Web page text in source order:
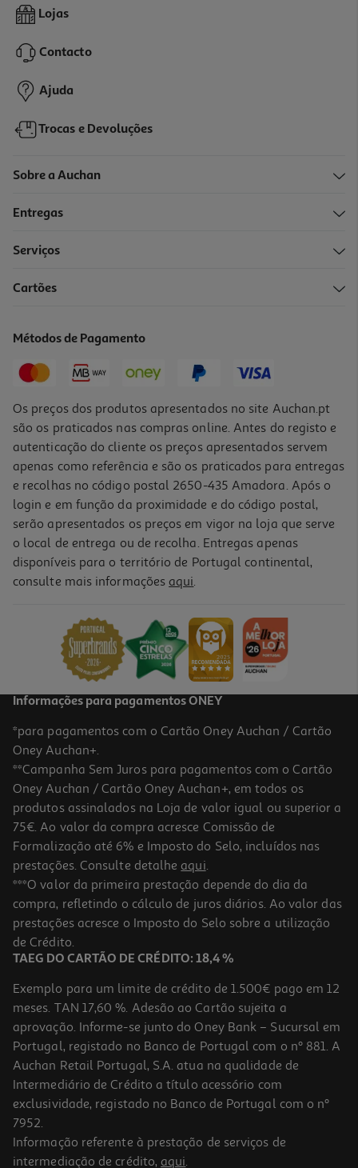
Lâmpada Auto Auchan P21w 12v Pack 2 Unidades
1,59 €
Conjunto De 2 Lâmpadas Auto Auchan 12v 55w
Lâmpada Auto Auchan H1 12v 55w +60% Luz
4.85 €/un
4,85 €
Lojas
Contacto
Ajuda
Trocas e Devoluções
Sobre a Auchan
Entregas
Serviços
Cartões
Métodos de Pagamento
Os preços dos produtos apresentados no site Auchan.pt
são os praticados nas compras online. Antes do registo e
autenticação do cliente os preços apresentados servem
apenas como referência e são os praticados para entregas
e recolhas no código postal 2650-435 Amadora. Após o
login e em função da proximidade e do código postal,
serão apresentados os preços em vigor na loja que serve
o local de entrega ou de recolha. Entregas apenas
disponíveis para o território de Portugal continental,
consulte mais informações aqui.
Informações para pagamentos ONEY
*para pagamentos com o Cartão Oney Auchan / Cartão
Oney Auchan+.
**Campanha Sem Juros para pagamentos com o Cartão
Oney Auchan / Cartão Oney Auchan+, em todos os
produtos assinalados na Loja de valor igual ou superior a
75€. Ao valor da compra acresce Comissão de
Formalização até 6% e Imposto do Selo, incluídos nas
prestações. Consulte detalhe aqui.
***O valor da primeira prestação depende do dia da
compra, refletindo o cálculo de juros diários. Ao valor das
prestações acresce o Imposto do Selo sobre a utilização
de Crédito.
TAEG DO CARTÃO DE CRÉDITO: 18,4 %
Exemplo para um limite de crédito de 1.500€ pago em 12
meses. TAN 17,60 %. Adesão ao Cartão sujeita a
aprovação. Informe-se junto do Oney Bank – Sucursal em
Portugal, registado no Banco de Portugal com o nº 881. A
Auchan Retail Portugal, S.A. atua na qualidade de
Intermediário de Crédito a título acessório com
exclusividade, registado no Banco de Portugal com o nº
7952.
Informação referente à prestação de serviços de
intermediação de crédito, aqui.